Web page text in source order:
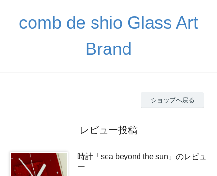
comb de shio Glass Art
Brand
ショップへ戻る
レビュー投稿
時計「sea beyond the sun」のレビュ
ー